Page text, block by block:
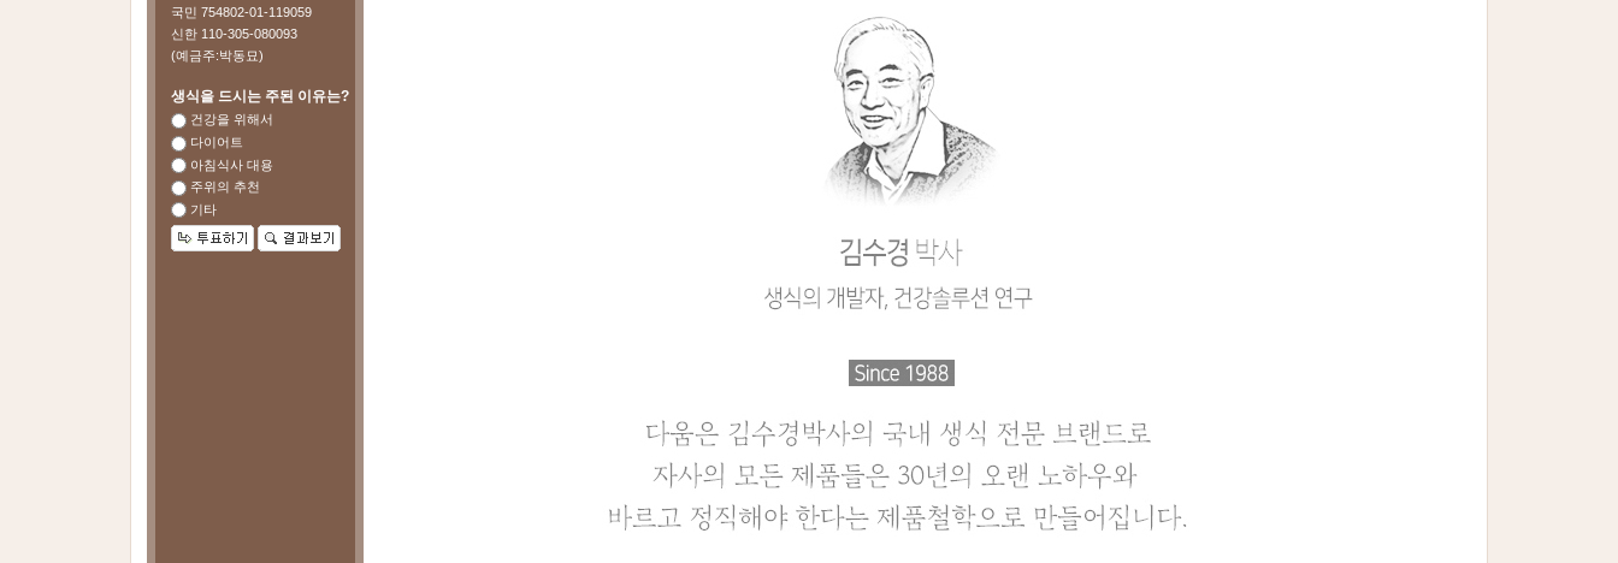
국민 754802-01-119059
신한 110-305-080093
(예금주:박동묘)
생식을 드시는 주된 이유는?
건강을 위해서
다이어트
아침식사 대용
주위의 추천
기타